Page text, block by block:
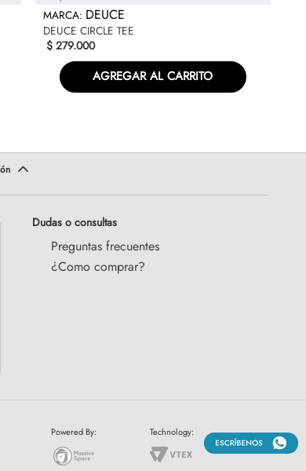
DEUCE
DEUCE CIRCLE TEE
$ 279.000
AGREGAR AL CARRITO
Dudas o consultas
Preguntas frecuentes
¿Como comprar?
Powered By: Technology: